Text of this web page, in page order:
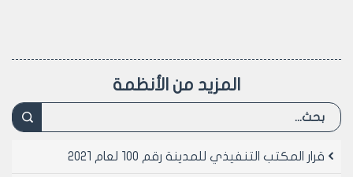
مجلس المدينه دون مقابل مع العلم ان هذا الحال لا يتعارض
التوقيع
تاريخ 3/10/2001م.
المزيد من الأنظمة
قرار المكتب التنفيذي للمدينة رقم 100 لعام 2021